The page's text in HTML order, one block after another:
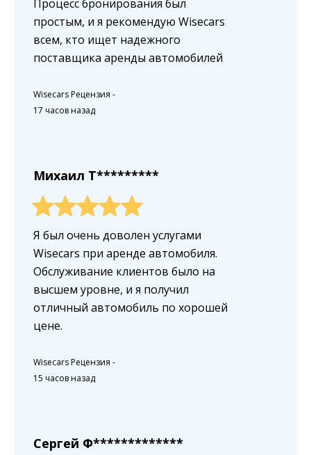
Процесс бронирования был
простым, и я рекомендую Wisecars
всем, кто ищет надежного
поставщика аренды автомобилей
Wisecars Рецензия -
17 часов назад
Михаил T*********
Я был очень доволен услугами
Wisecars при аренде автомобиля.
Обслуживание клиентов было на
высшем уровне, и я получил
отличный автомобиль по хорошей
цене.
Wisecars Рецензия -
15 часов назад
Сергей Ф*************